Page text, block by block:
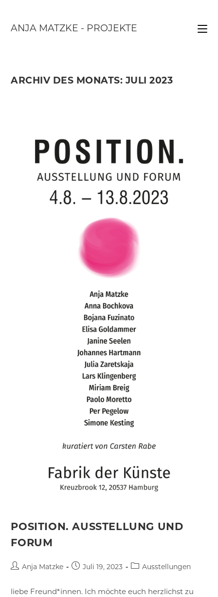
springen
ANJA MATZKE - PROJEKTE
ARCHIV DES MONATS: JULI 2023
POSITION. AUSSTELLUNG UND
FORUM
Beitrags-
Anja Matzke
Beitrag
Juli 19, 2023
Beitrags-
Ausstellungen
liebe Freund*innen. Ich möchte euch herzlichst zu